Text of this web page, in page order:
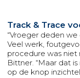
Track & Trace
“Vroeger deden
Veel werk,
procedure was niet
Bittner. “Maar dat
op de knop